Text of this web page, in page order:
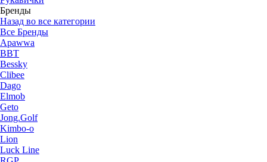
Бренды
Назад во все категории
Все Бренды
Apawwa
BBT
Bessky
Clibee
Dago
Elmob
Geto
Jong.Golf
Kimbo-o
Lion
Luck Line